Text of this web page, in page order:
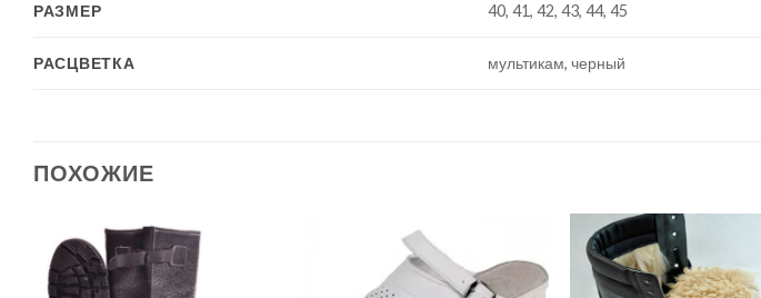
РАЗМЕР 40, 41, 42, 43, 44, 45
РАСЦВЕТКА мультикам, черный
ПОХОЖИЕ